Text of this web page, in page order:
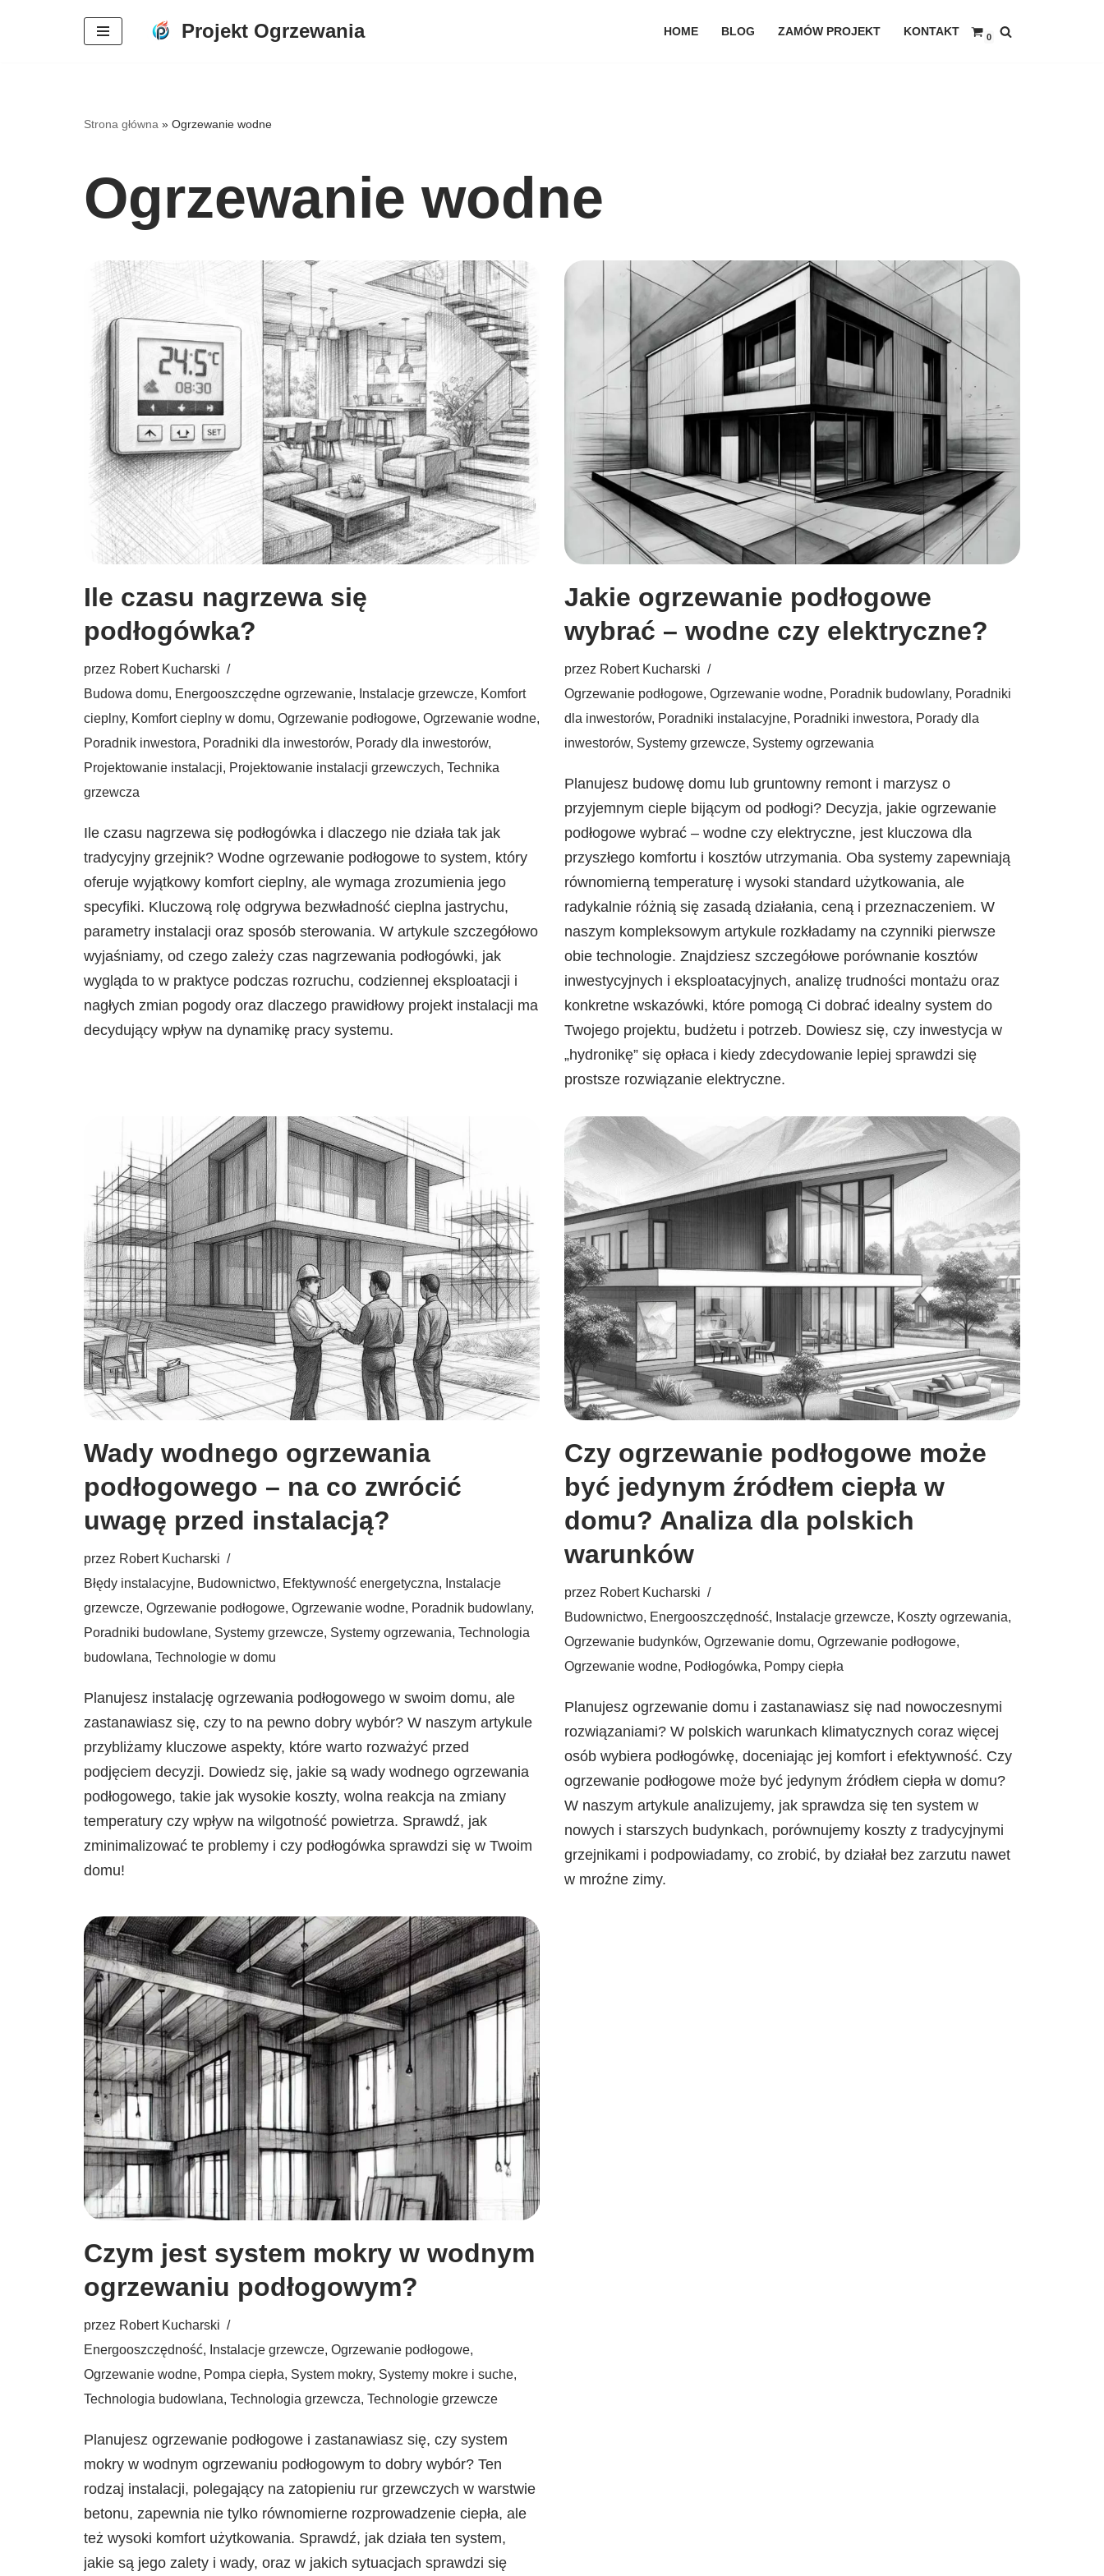
Projekt Ogrzewania HOME BLOG ZAMÓW PROJEKT KONTAKT 0
Strona główna » Ogrzewanie wodne
Ogrzewanie wodne
Ile czasu nagrzewa się
podłogówka?
przez Robert Kucharski
Budowa domu, Energooszczędne ogrzewanie, Instalacje grzewcze, Komfort
cieplny, Komfort cieplny w domu, Ogrzewanie podłogowe, Ogrzewanie wodne,
Poradnik inwestora, Poradniki dla inwestorów, Porady dla inwestorów,
Projektowanie instalacji, Projektowanie instalacji grzewczych, Technika
grzewcza
Ile czasu nagrzewa się podłogówka i dlaczego nie działa tak jak
tradycyjny grzejnik? Wodne ogrzewanie podłogowe to system, który
oferuje wyjątkowy komfort cieplny, ale wymaga zrozumienia jego
specyfiki. Kluczową rolę odgrywa bezwładność cieplna jastrychu,
parametry instalacji oraz sposób sterowania. W artykule szczegółowo
wyjaśniamy, od czego zależy czas nagrzewania podłogówki, jak
wygląda to w praktyce podczas rozruchu, codziennej eksploatacji i
nagłych zmian pogody oraz dlaczego prawidłowy projekt instalacji ma
decydujący wpływ na dynamikę pracy systemu.
Jakie ogrzewanie podłogowe
wybrać – wodne czy elektryczne?
przez Robert Kucharski
Ogrzewanie podłogowe, Ogrzewanie wodne, Poradnik budowlany, Poradniki
dla inwestorów, Poradniki instalacyjne, Poradniki inwestora, Porady dla
inwestorów, Systemy grzewcze, Systemy ogrzewania
Planujesz budowę domu lub gruntowny remont i marzysz o
przyjemnym cieple bijącym od podłogi? Decyzja, jakie ogrzewanie
podłogowe wybrać – wodne czy elektryczne, jest kluczowa dla
przyszłego komfortu i kosztów utrzymania. Oba systemy zapewniają
równomierną temperaturę i wysoki standard użytkowania, ale
radykalnie różnią się zasadą działania, ceną i przeznaczeniem. W
naszym kompleksowym artykule rozkładamy na czynniki pierwsze
obie technologie. Znajdziesz szczegółowe porównanie kosztów
inwestycyjnych i eksploatacyjnych, analizę trudności montażu oraz
konkretne wskazówki, które pomogą Ci dobrać idealny system do
Twojego projektu, budżetu i potrzeb. Dowiesz się, czy inwestycja w
„hydronikę” się opłaca i kiedy zdecydowanie lepiej sprawdzi się
prostsze rozwiązanie elektryczne.
Wady wodnego ogrzewania
podłogowego – na co zwrócić
uwagę przed instalacją?
przez Robert Kucharski
Błędy instalacyjne, Budownictwo, Efektywność energetyczna, Instalacje
grzewcze, Ogrzewanie podłogowe, Ogrzewanie wodne, Poradnik budowlany,
Poradniki budowlane, Systemy grzewcze, Systemy ogrzewania, Technologia
budowlana, Technologie w domu
Planujesz instalację ogrzewania podłogowego w swoim domu, ale
zastanawiasz się, czy to na pewno dobry wybór? W naszym artykule
przybliżamy kluczowe aspekty, które warto rozważyć przed
podjęciem decyzji. Dowiedz się, jakie są wady wodnego ogrzewania
podłogowego, takie jak wysokie koszty, wolna reakcja na zmiany
temperatury czy wpływ na wilgotność powietrza. Sprawdź, jak
zminimalizować te problemy i czy podłogówka sprawdzi się w Twoim
domu!
Czy ogrzewanie podłogowe może
być jedynym źródłem ciepła w
domu? Analiza dla polskich
warunków
przez Robert Kucharski
Budownictwo, Energooszczędność, Instalacje grzewcze, Koszty ogrzewania,
Ogrzewanie budynków, Ogrzewanie domu, Ogrzewanie podłogowe,
Ogrzewanie wodne, Podłogówka, Pompy ciepła
Planujesz ogrzewanie domu i zastanawiasz się nad nowoczesnymi
rozwiązaniami? W polskich warunkach klimatycznych coraz więcej
osób wybiera podłogówkę, doceniając jej komfort i efektywność. Czy
ogrzewanie podłogowe może być jedynym źródłem ciepła w domu?
W naszym artykule analizujemy, jak sprawdza się ten system w
nowych i starszych budynkach, porównujemy koszty z tradycyjnymi
grzejnikami i podpowiadamy, co zrobić, by działał bez zarzutu nawet
w mroźne zimy.
Czym jest system mokry w wodnym
ogrzewaniu podłogowym?
przez Robert Kucharski
Energooszczędność, Instalacje grzewcze, Ogrzewanie podłogowe,
Ogrzewanie wodne, Pompa ciepła, System mokry, Systemy mokre i suche,
Technologia budowlana, Technologia grzewcza, Technologie grzewcze
Planujesz ogrzewanie podłogowe i zastanawiasz się, czy system
mokry w wodnym ogrzewaniu podłogowym to dobry wybór? Ten
rodzaj instalacji, polegający na zatopieniu rur grzewczych w warstwie
betonu, zapewnia nie tylko równomierne rozprowadzenie ciepła, ale
też wysoki komfort użytkowania. Sprawdź, jak działa ten system,
jakie są jego zalety i wady, oraz w jakich sytuacjach sprawdzi się